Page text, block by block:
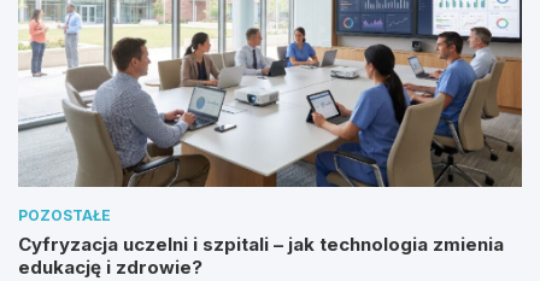
POZOSTAŁE
Cyfryzacja uczelni i szpitali – jak technologia zmienia
edukację i zdrowie?